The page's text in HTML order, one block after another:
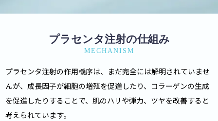
プラセンタ注射の仕組み
MECHANISM
プラセンタ注射の作用機序は、まだ完全には解明されていませ
んが、成長因子が細胞の増殖を促進したり、コラーゲンの生成
を促進したりすることで、肌のハリや弾力、ツヤを改善すると
考えられています。